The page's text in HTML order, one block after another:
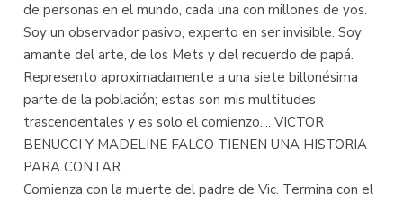
de personas en el mundo, cada una con millones de yos.
Soy un observador pasivo, experto en ser invisible. Soy
amante del arte, de los Mets y del recuerdo de papá.
Represento aproximadamente a una siete billonésima
parte de la población; estas son mis multitudes
trascendentales y es solo el comienzo.... VICTOR
BENUCCI Y MADELINE FALCO TIENEN UNA HISTORIA
PARA CONTAR.
Comienza con la muerte del padre de Vic. Termina con el